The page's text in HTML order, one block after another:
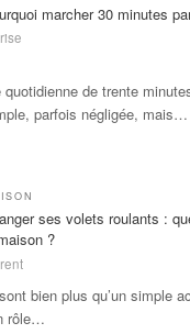
marcher 30 minutes
quotidienne de trente
parfois négligée, mais…
ses volets roulants :
?
bien plus qu’un simple
rôle…